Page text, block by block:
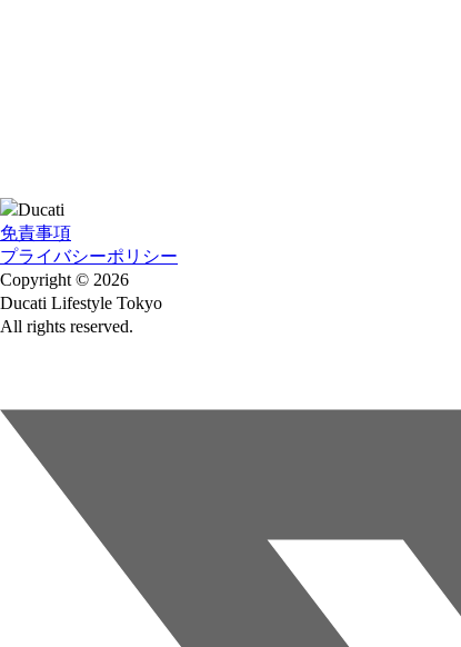
免責事項
プライバシーポリシー
Copyright © 2026
Ducati Lifestyle Tokyo
All rights reserved.